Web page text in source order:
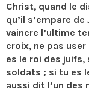
Christ, quand le
qu’il s’empare
vaincre l’ultime
croix, ne pas
es le roi des
soldats ; si tu es
aussi dit l’un des